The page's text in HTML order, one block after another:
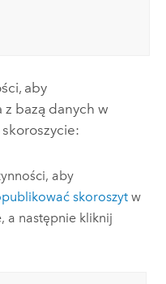
aby
z bazą danych w
aby
skoroszytw
, a następnie kliknij